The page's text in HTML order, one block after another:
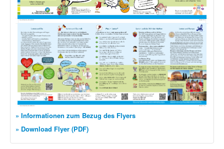
» Informationen zum Bezug des Flyers
» Download Flyer (PDF)